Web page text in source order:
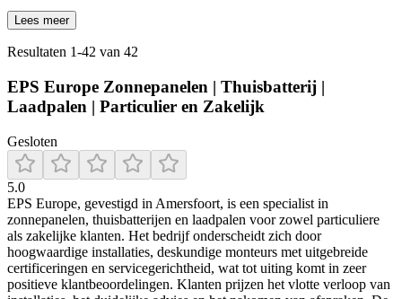
Lees meer
Resultaten 1-42 van 42
EPS Europe Zonnepanelen | Thuisbatterij |
Laadpalen | Particulier en Zakelijk
Gesloten
5.0
EPS Europe, gevestigd in Amersfoort, is een specialist in
zonnepanelen, thuisbatterijen en laadpalen voor zowel particuliere
als zakelijke klanten. Het bedrijf onderscheidt zich door
hoogwaardige installaties, deskundige monteurs met uitgebreide
certificeringen en servicegerichtheid, wat tot uiting komt in zeer
positieve klantbeoordelingen. Klanten prijzen het vlotte verloop van